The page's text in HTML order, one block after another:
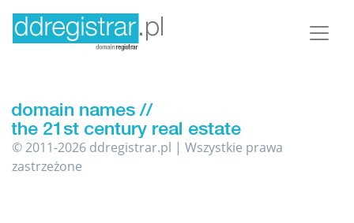
© 2011-2026 ddregistrar.pl | Wszystkie prawa
zastrzeżone